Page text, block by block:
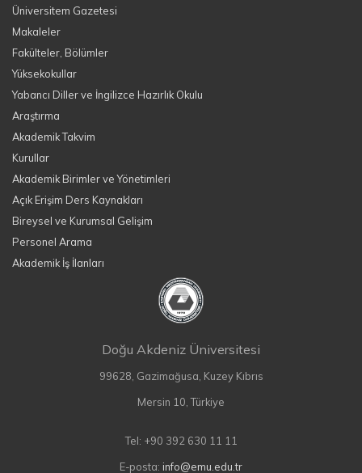
Üniversitem Gazetesi
Makaleler
Fakülteler, Bölümler
Yüksekokullar
Yabancı Diller ve İngilizce Hazırlık Okulu
Araştırma
Akademik Takvim
Kurullar
Akademik Birimler ve Yönetimleri
Açık Erişim Ders Kaynakları
Bireysel ve Kurumsal Gelişim
Personel Arama
Akademik İş İlanları
Doğu Akdeniz Üniversitesi
99628, Gazimağusa, Kuzey Kıbrıs
Mersin 10, Türkiye
Tel: +90 392 630 11 11
E-posta: info@emu.edu.tr